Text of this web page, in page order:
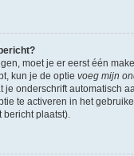
moet je er eerst één
kun je de optie voeg mijn
je onderschrift automatisch
te activeren in het
plaatst).